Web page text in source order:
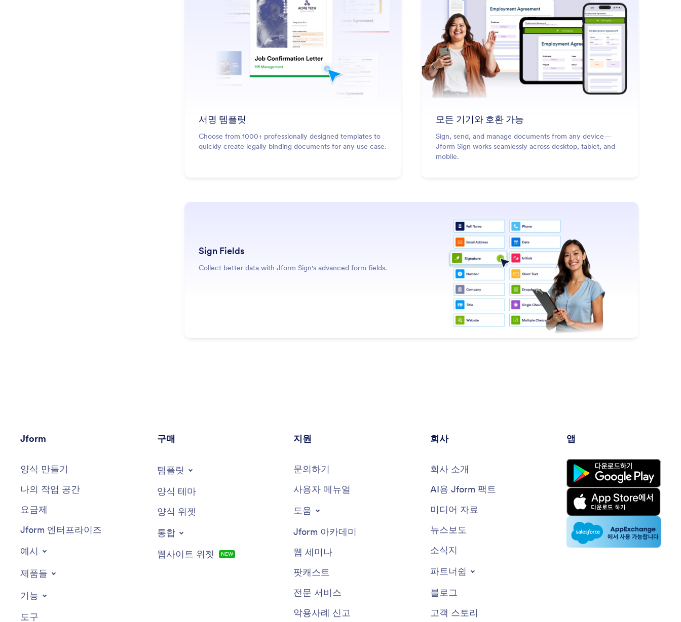
서명 템플릿
Choose from 1000+ professionally designed templates to
quickly create legally binding documents for any use case.
모든 기기와 호환 가능
Sign, send, and manage documents from any device—
Jform Sign works seamlessly across desktop, tablet, and
mobile.
Sign Fields
Collect better data with Jform Sign's advanced form fields.
Jform
양식 만들기
나의 작업 공간
요금제
Jform 엔터프라이즈
예시
제품들
기능
도구
구매
템플릿
양식 테마
양식 위젯
통합
웹사이트 위젯
NEW
지원
문의하기
사용자 메뉴얼
도움
Jform 아카데미
웹 세미나
팟캐스트
전문 서비스
악용사례 신고
회사
회사 소개
AI용 Jform 팩트
미디어 자료
뉴스보도
소식지
파트너쉽
블로그
고객 스토리
앱